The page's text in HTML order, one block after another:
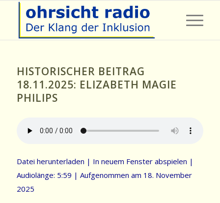
HISTORISCHER BEITRAG
18.11.2025: ELIZABETH MAGIE
PHILIPS
Datei herunterladen | In neuem Fenster abspielen |
Audiolänge: 5:59 | Aufgenommen am 18. November
2025